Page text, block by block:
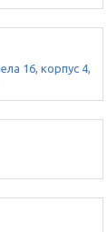
16, корпус 4,